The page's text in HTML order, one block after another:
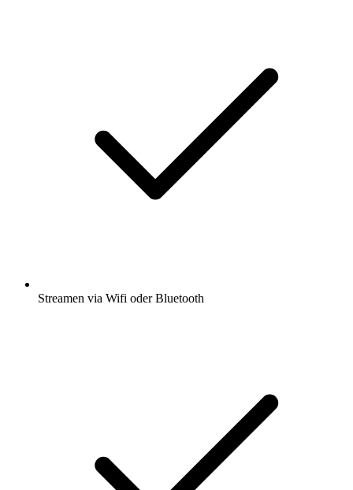
Streamen via Wifi oder Bluetooth